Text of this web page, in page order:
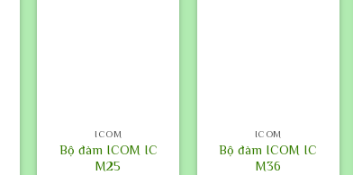
ICOM
Bộ đàm ICOM IC
M25
ICOM
Bộ đàm ICOM IC
M36